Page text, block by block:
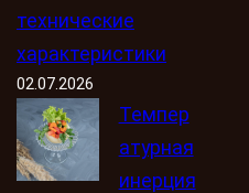
технические
характеристики
02.07.2026
Темпер
атурная
инерция